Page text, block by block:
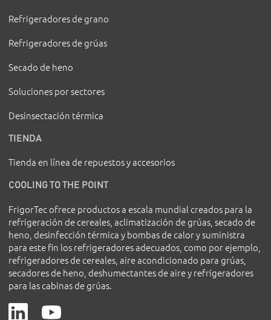
Refrigeradores de grano
Refrigeradores de grúas
Secado de heno
Soluciones por sectores
Desinsectación térmica
TIENDA
Tienda en línea de repuestos y accesorios
COOLING TO THE POINT
FrigorTec ofrece productos a escala mundial creados para la
refrigeración de cereales, aclimatización de grúas, secado de
heno, desinfección térmica y bombas de calor y suministra
para este fin los refrigeradores adecuados, como por ejemplo,
refrigeradores de cereales, aire acondicionado para grúas,
secadores de heno, deshumectantes de aire y refrigeradores
para las cabinas de grúas.